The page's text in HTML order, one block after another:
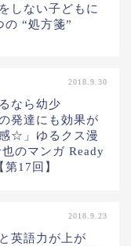
しない子どもに
の “処方箋”
2018.9.30
なら幼少
発達にも効果が
☆」ゆるクス漫
のマンガ Ready
17回】
2018.9.23
英語力が上が